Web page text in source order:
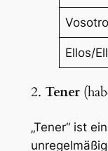
Ellos/
2. Tener
„Tener“ ist